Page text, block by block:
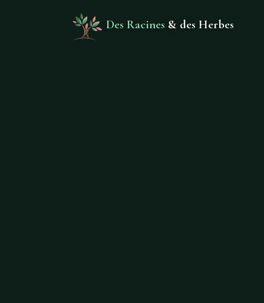
Des Racines & des Herbes